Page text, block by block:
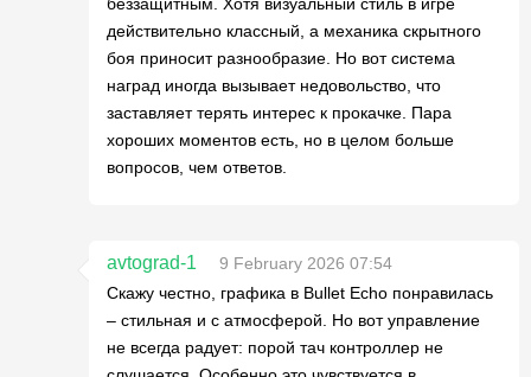
действительно классный, а механика скрытного
боя приносит разнообразие. Но вот система
наград иногда вызывает недовольство, что
заставляет терять интерес к прокачке. Пара
хороших моментов есть, но в целом больше
вопросов, чем ответов.
avtograd-1
9 February 2026 07:54
Скажу честно, графика в Bullet Echo понравилась
– стильная и с атмосферой. Но вот управление
не всегда радует: порой тач контроллер не